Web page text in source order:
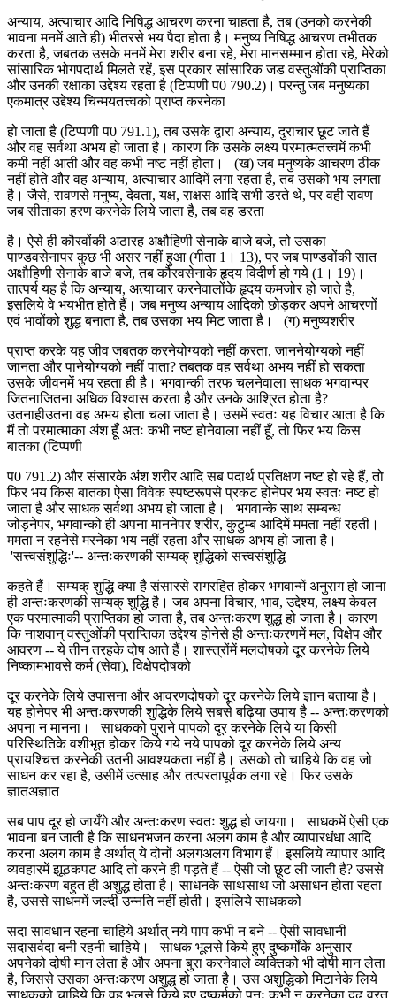
अन्याय, अत्याचार आदि निषिद्ध आचरण करना चाहता है, तब (उनको करनेकी
भावना मनमें आते ही) भीतरसे भय पैदा होता है। मनुष्य निषिद्ध आचरण तभीतक
करता है, जबतक उसके मनमें मेरा शरीर बना रहे, मेरा मानसम्मान होता रहे, मेरेको
सांसारिक भोगपदार्थ मिलते रहें, इस प्रकार सांसारिक जड वस्तुओंकी प्राप्तिका
और उनकी रक्षाका उद्देश्य रहता है (टिप्पणी प0 790.2)। परन्तु जब मनुष्यका
एकमात्र उद्देश्य चिन्मयतत्त्वको प्राप्त करनेका
हो जाता है (टिप्पणी प0 791.1), तब उसके द्वारा अन्याय, दुराचार छूट जाते हैं
और वह सर्वथा अभय हो जाता है। कारण कि उसके लक्ष्य परमात्मतत्त्वमें कभी
कमी नहीं आती और वह कभी नष्ट नहीं होता। (ख) जब मनुष्यके आचरण ठीक
नहीं होते और वह अन्याय, अत्याचार आदिमें लगा रहता है, तब उसको भय लगता
है। जैसे, रावणसे मनुष्य, देवता, यक्ष, राक्षस आदि सभी डरते थे, पर वही रावण
जब सीताका हरण करनेके लिये जाता है, तब वह डरता
है। ऐसे ही कौरवोंकी अठारह अक्षौहिणी सेनाके बाजे बजे, तो उसका
पाण्डवसेनापर कुछ भी असर नहीं हुआ (गीता 1। 13), पर जब पाण्डवोंकी सात
अक्षौहिणी सेनाके बाजे बजे, तब कौरवसेनाके हृदय विदीर्ण हो गये (1। 19)।
तात्पर्य यह है कि अन्याय, अत्याचार करनेवालोंके हृदय कमजोर हो जाते है,
इसलिये वे भयभीत होते हैं। जब मनुष्य अन्याय आदिको छोड़कर अपने आचरणों
एवं भावोंको शुद्ध बनाता है, तब उसका भय मिट जाता है। (ग) मनुष्यशरीर
प्राप्त करके यह जीव जबतक करनेयोग्यको नहीं करता, जाननेयोग्यको नहीं
जानता और पानेयोग्यको नहीं पाता? तबतक वह सर्वथा अभय नहीं हो सकता
उसके जीवनमें भय रहता ही है। भगवान्की तरफ चलनेवाला साधक भगवान्पर
जितनाजितना अधिक विश्वास करता है और उनके आश्रित होता है?
उतनाहीउतना वह अभय होता चला जाता है। उसमें स्वतः यह विचार आता है कि
मैं तो परमात्माका अंश हूँ अतः कभी नष्ट होनेवाला नहीं हूँ, तो फिर भय किस
बातका (टिप्पणी
प0 791.2) और संसारके अंश शरीर आदि सब पदार्थ प्रतिक्षण नष्ट हो रहे हैं, तो
फिर भय किस बातका ऐसा विवेक स्पष्टरूपसे प्रकट होनेपर भय स्वतः नष्ट हो
जाता है और साधक सर्वथा अभय हो जाता है। भगवान्के साथ सम्बन्ध
जोड़नेपर, भगवान्को ही अपना माननेपर शरीर, कुटुम्ब आदिमें ममता नहीं रहती।
ममता न रहनेसे मरनेका भय नहीं रहता और साधक अभय हो जाता है।
'सत्त्वसंशुद्धिः'-- अन्तःकरणकी सम्यक् शुद्धिको सत्त्वसंशुद्धि
कहते हैं। सम्यक् शुद्धि क्या है संसारसे रागरहित होकर भगवान्में अनुराग हो जाना
ही अन्तःकरणकी सम्यक् शुद्धि है। जब अपना विचार, भाव, उद्देश्य, लक्ष्य केवल
एक परमात्माकी प्राप्तिका हो जाता है, तब अन्तःकरण शुद्ध हो जाता है। कारण
कि नाशवान् वस्तुओंकी प्राप्तिका उद्देश्य होनेसे ही अन्तःकरणमें मल, विक्षेप और
आवरण -- ये तीन तरहके दोष आते हैं। शास्त्रोंमें मलदोषको दूर करनेके लिये
निष्कामभावसे कर्म (सेवा), विक्षेपदोषको
दूर करनेके लिये उपासना और आवरणदोषको दूर करनेके लिये ज्ञान बताया है।
यह होनेपर भी अन्तःकरणकी शुद्धिके लिये सबसे बढ़िया उपाय है -- अन्तःकरणको
अपना न मानना। साधकको पुराने पापको दूर करनेके लिये या किसी
परिस्थितिके वशीभूत होकर किये गये नये पापको दूर करनेके लिये अन्य
प्रायश्चित्त करनेकी उतनी आवश्यकता नहीं है। उसको तो चाहिये कि वह जो
साधन कर रहा है, उसीमें उत्साह और तत्परतापूर्वक लगा रहे। फिर उसके
ज्ञातअज्ञात
सब पाप दूर हो जायँगे और अन्तःकरण स्वतः शुद्ध हो जायगा। साधकमें ऐसी एक
भावना बन जाती है कि साधनभजन करना अलग काम है और व्यापारधंधा आदि
करना अलग काम है अर्थात् ये दोनों अलगअलग विभाग हैं। इसलिये व्यापार आदि
व्यवहारमें झूठकपट आदि तो करने ही पड़ते हैं -- ऐसी जो छूट ली जाती है? उससे
अन्तःकरण बहुत ही अशुद्ध होता है। साधनके साथसाथ जो असाधन होता रहता
है, उससे साधनमें जल्दी उन्नति नहीं होती। इसलिये साधकको
सदा सावधान रहना चाहिये अर्थात् नये पाप कभी न बने -- ऐसी सावधानी
सदासर्वदा बनी रहनी चाहिये। साधक भूलसे किये हुए दुष्कर्मोंके अनुसार
अपनेको दोषी मान लेता है और अपना बुरा करनेवाले व्यक्तिको भी दोषी मान लेता
है, जिससे उसका अन्तःकरण अशुद्ध हो जाता है। उस अशुद्धिको मिटानेके लिये
साधकको चाहिये कि वह भूलसे किये हुए दुष्कर्मको पुनः कभी न करनेका दृढ़ व्रत